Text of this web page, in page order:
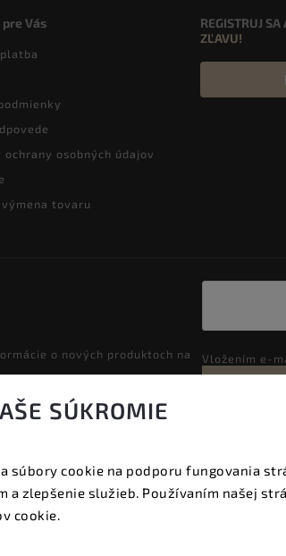
SÚKROMIE
súbory cookie na podporu fungovania
a zlepšenie služieb. Používaním našej
cookie.
Vás
ochrany osobných údajov
tovaru
REGISTRUJ
ZĽAVU!
o nových produktoch na
Vložením e-
Copyright 2026 Vyzeraj dobre. Všetky
Upraviť nastavenie cookies